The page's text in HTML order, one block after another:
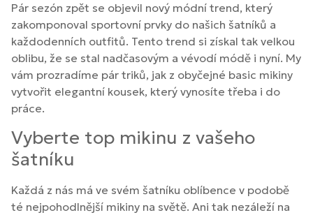
Pár sezón zpět se objevil nový módní trend, který
zakomponoval sportovní prvky do našich šatníků a
každodenních outfitů. Tento trend si získal tak velkou
oblibu, že se stal nadčasovým a vévodí módě i nyní. My
vám prozradíme pár triků, jak z obyčejné basic mikiny
vytvořit elegantní kousek, který vynosíte třeba i do
práce.
Vyberte top mikinu z vašeho
šatníku
Každá z nás má ve svém šatníku oblíbence v podobě
té nejpohodlnější mikiny na světě. Ani tak nezáleží na